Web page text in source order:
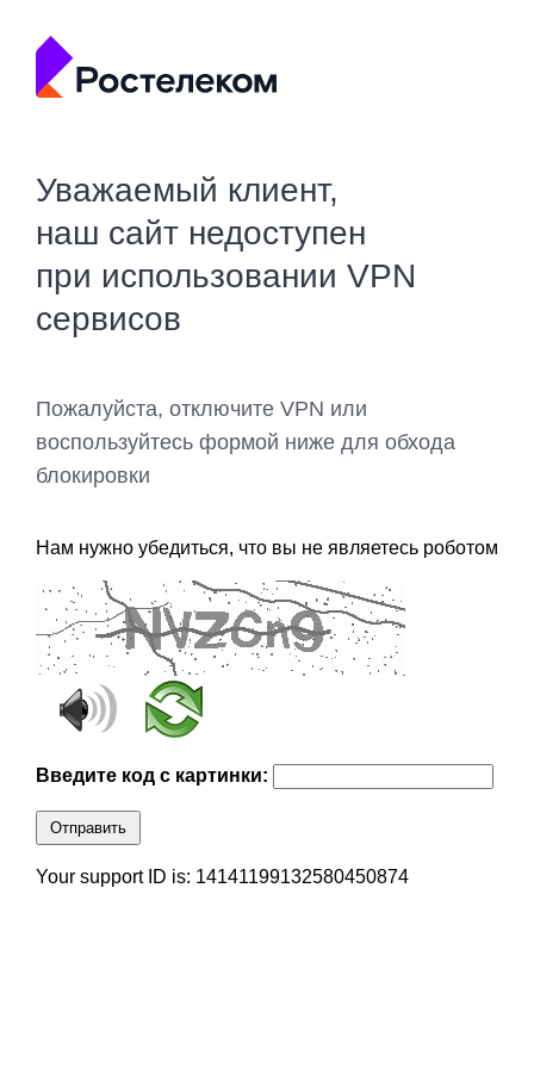
Уважаемый клиент,
наш сайт недоступен
при использовании VPN
сервисов
Пожалуйста, отключите VPN или
воспользуйтесь формой ниже для обхода
блокировки
Нам нужно убедиться, что вы не являетесь роботом
Введите код с картинки:
Отправить
Your support ID is: 14141199132580450874